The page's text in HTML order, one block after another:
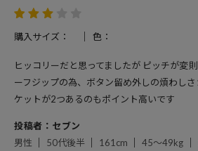
購入サイズ： 色：
ヒッコリーだと思ってましたが ピッチが変
ーフジップの為、ボタン留め外しの煩わし
ケットが2つあるのもポイント高いです
投稿者：セブン
男性
50代後半 161cm 45～49kg